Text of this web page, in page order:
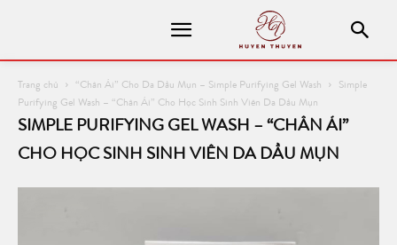
Trang chủ “Chân Ái” Cho Da Dầu Mụn – Simple Purifying Gel Wash
Simple
Purifying Gel Wash – “Chân Ái” Cho Học Sinh Sinh Viên Da Dầu Mụn
SIMPLE PURIFYING GEL WASH – “CHÂN ÁI”
CHO HỌC SINH SINH VIÊN DA DẦU MỤN